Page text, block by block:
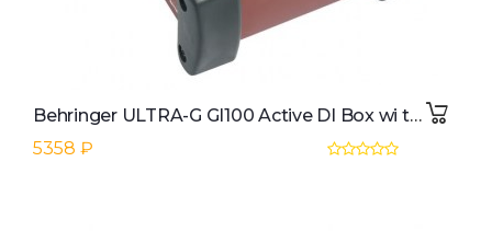
Behringer ULTRA-G GI100 Active DI Box wi th Guitar Cab Simulator
5358 ₽